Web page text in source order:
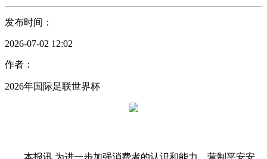
发布时间：
2026-07-02 12:02
作者：
2026年国际足联世界杯